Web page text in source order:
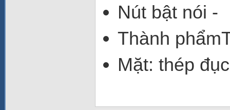
Nút bật nói -
Thành
Mặt: thép